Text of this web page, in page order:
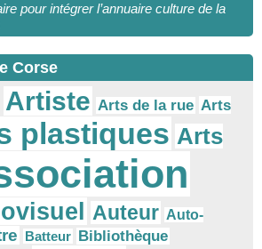
pour intégrer l’annuaire culture de la
Corse
Artiste Arts de la rue Arts
plastiques Arts
Auteur Auto-
Batteur Bibliothèque